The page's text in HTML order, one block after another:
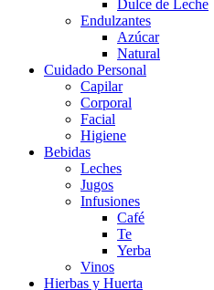
Dulce de Leche
Endulzantes
Azúcar
Natural
Cuidado Personal
Capilar
Corporal
Facial
Higiene
Bebidas
Leches
Jugos
Infusiones
Café
Te
Yerba
Vinos
Hierbas y Huerta